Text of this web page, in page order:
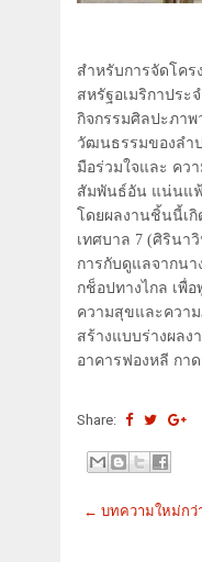
สำหรับการจัดโคร
สหรัฐอเมริกาประ
กิจกรรมศิลปะภา
วัฒนธรรมของลำ
มือร่วมใจและ คว
สัมพันธ์อัน แน่นแ
โดยผลงานชิ้นนี้เกิ
เทศบาล 7 (ศิรินาวิ
การกับดูแลจากน
กช็อปทางไกล เพื่
ความสุขและควา
สร้างแบบร่างผลง
อาคารฟองหลี กา
Share:
← บทความใหม่กว่